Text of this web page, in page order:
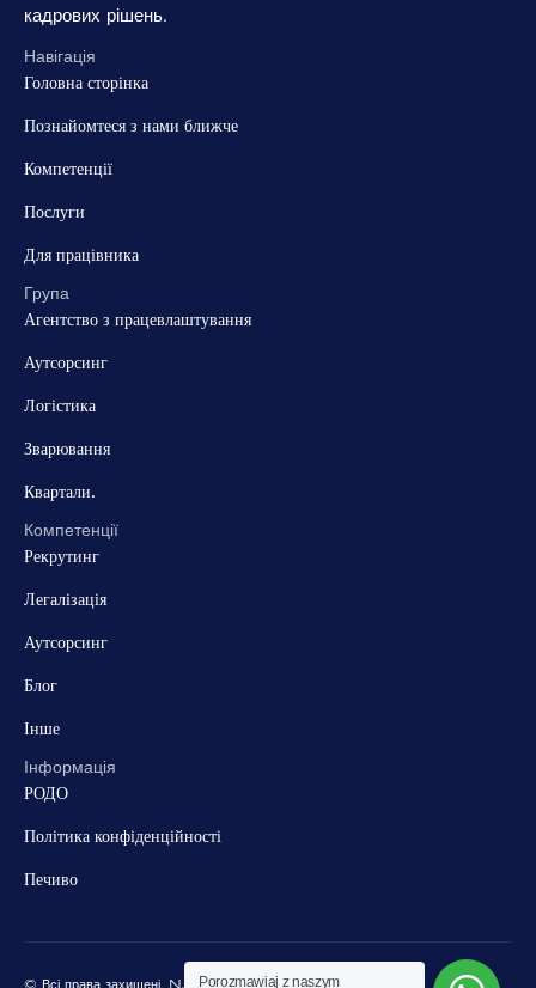
кадрових рішень.
Навігація
Головна сторінка
Познайомтеся з нами ближче
Компетенції
Послуги
Для працівника
Група
Агентство з працевлаштування
Аутсорсинг
Логістика
Зварювання
Квартали.
Компетенції
Рекрутинг
Легалізація
Аутсорсинг
Блог
Інше
Інформація
РОДО
Політика конфіденційності
Печиво
© Всі права захищені. NJOB GroupPorozmawiaj z naszym